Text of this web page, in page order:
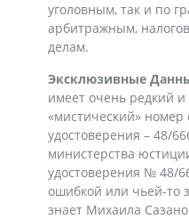
уголовным, так и по
арбитражным,
делам.
Эксклюзивные
имеет очень редкий
«мистический» номер
удостоверения – 48/
министерства
удостоверения № 48/
ошибкой или чьей-то
знает Михаила